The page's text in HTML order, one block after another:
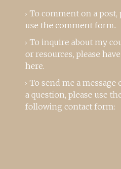
To comment on a post,
use the comment form..
To inquire about my
or resources, please
here.
To send me a message
a question, please use
following contact form: